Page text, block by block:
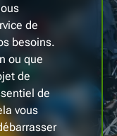
de
besoins.
ou que
de
de
vous